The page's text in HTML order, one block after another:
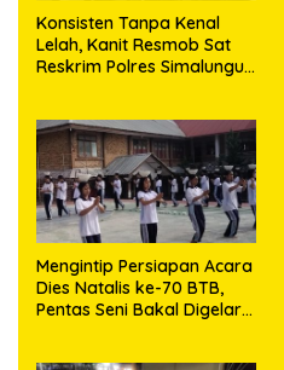
Konsisten Tanpa Kenal
Lelah, Kanit Resmob Sat
Reskrim Polres Simalungun
Aman Warga
Mengintip Persiapan Acara
Dies Natalis ke-70 BTB,
Pentas Seni Bakal Digelar